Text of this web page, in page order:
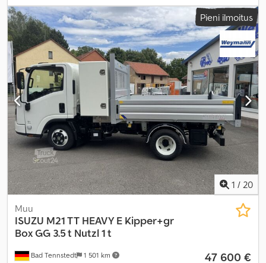
07/2027, vaihteistotyyppi:puoliautomaattinen, päästöluokka:Euro
5, kokonaispituus:6 850 mm , kokonaisleveys:2 090 mm,
kokonaiskorkeus:2 500 mm, istuimien määrä:5, Varusteet:ABS,
keskuslukitus, pysäköintilämmitin,
Pieni ilmoitus
1 / 20
Bad Tennstedt 1 501 km
Muu
ISUZU M21 TT HEAVY E Kipper+gr
Box GG 3.5 t Nutzl 1 t
47 600 €